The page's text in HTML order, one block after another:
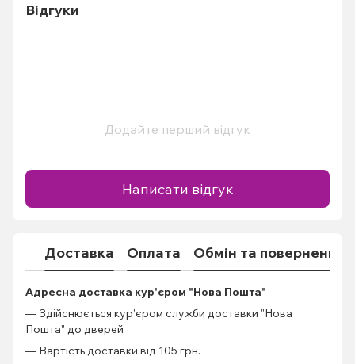
Відгуки
Додайте перший відгук
Написати відгук
Доставка Оплата Обмін та повернення
Адресна доставка кур'єром "Нова Пошта"
— Здійснюється кур'єром служби доставки "Нова
Пошта" до дверей
— Вартість доставки від 105 грн.